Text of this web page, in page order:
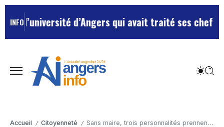
INFO d’Angers qui avait traité ses chefs de
Accueil / Citoyenneté / Sans maire, trois personnalités prennent les commandes de Soulaire-et-Bourg jusqu’aux nouvelles élections